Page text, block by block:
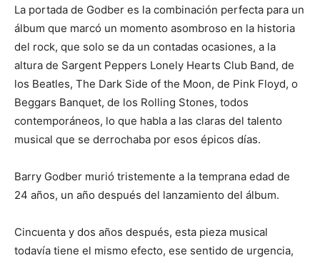
La portada de Godber es la combinación perfecta para un
álbum que marcó un momento asombroso en la historia
del rock, que solo se da un contadas ocasiones, a la
altura de Sargent Peppers Lonely Hearts Club Band, de
los Beatles, The Dark Side of the Moon, de Pink Floyd, o
Beggars Banquet, de los Rolling Stones, todos
contemporáneos, lo que habla a las claras del talento
musical que se derrochaba por esos épicos días.
Barry Godber murió tristemente a la temprana edad de
24 años, un año después del lanzamiento del álbum.
Cincuenta y dos años después, esta pieza musical
todavía tiene el mismo efecto, ese sentido de urgencia,